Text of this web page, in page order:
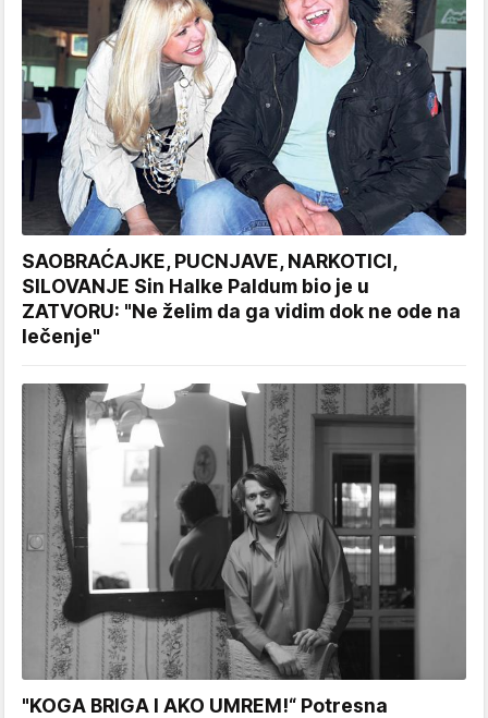
SAOBRAĆAJKE, PUCNJAVE, NARKOTICI,
SILOVANJE Sin Halke Paldum bio je u
ZATVORU: "Ne želim da ga vidim dok ne ode na
lečenje"
"KOGA BRIGA I AKO UMREM!“ Potresna